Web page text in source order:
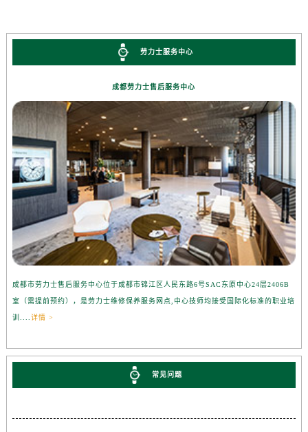
劳力士服务中心
成都劳力士售后服务中心
成都市劳力士售后服务中心位于成都市锦江区人民东路6号SAC东原中心24层2406B
室（需提前预约），是劳力士维修保养服务网点,中心技师均接受国际化标准的职业培
训.... 详情 >
常见问题